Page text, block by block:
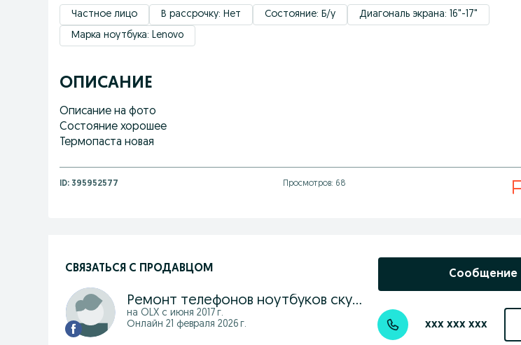
Частное лицо В рассрочку: Нет Состояние: Б/у
Диагональ экрана: 16"-17"
Марка ноутбука: Lenovo
ОПИСАНИЕ
Описание на фото
Состояние хорошее
Термопаста новая
ID: 395952577 Просмотров: 68
СВЯЗАТЬСЯ С ПРОДАВЦОМ
Ремонт телефонов ноутбуков скупка продажа
на OLX с июня 2017 г.
Онлайн 21 февраля 2026 г.
Сообщение
xxx xxx xxx